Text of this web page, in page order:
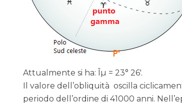
Attualmente si ha: Îµ = 23° 26′.
Il valore dell’obliquità oscilla
periodo dell’ordine di 41000 anni.